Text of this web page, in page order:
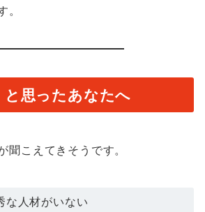
。
と思ったあなたへ
聞こえてきそうです。
な人材がいない